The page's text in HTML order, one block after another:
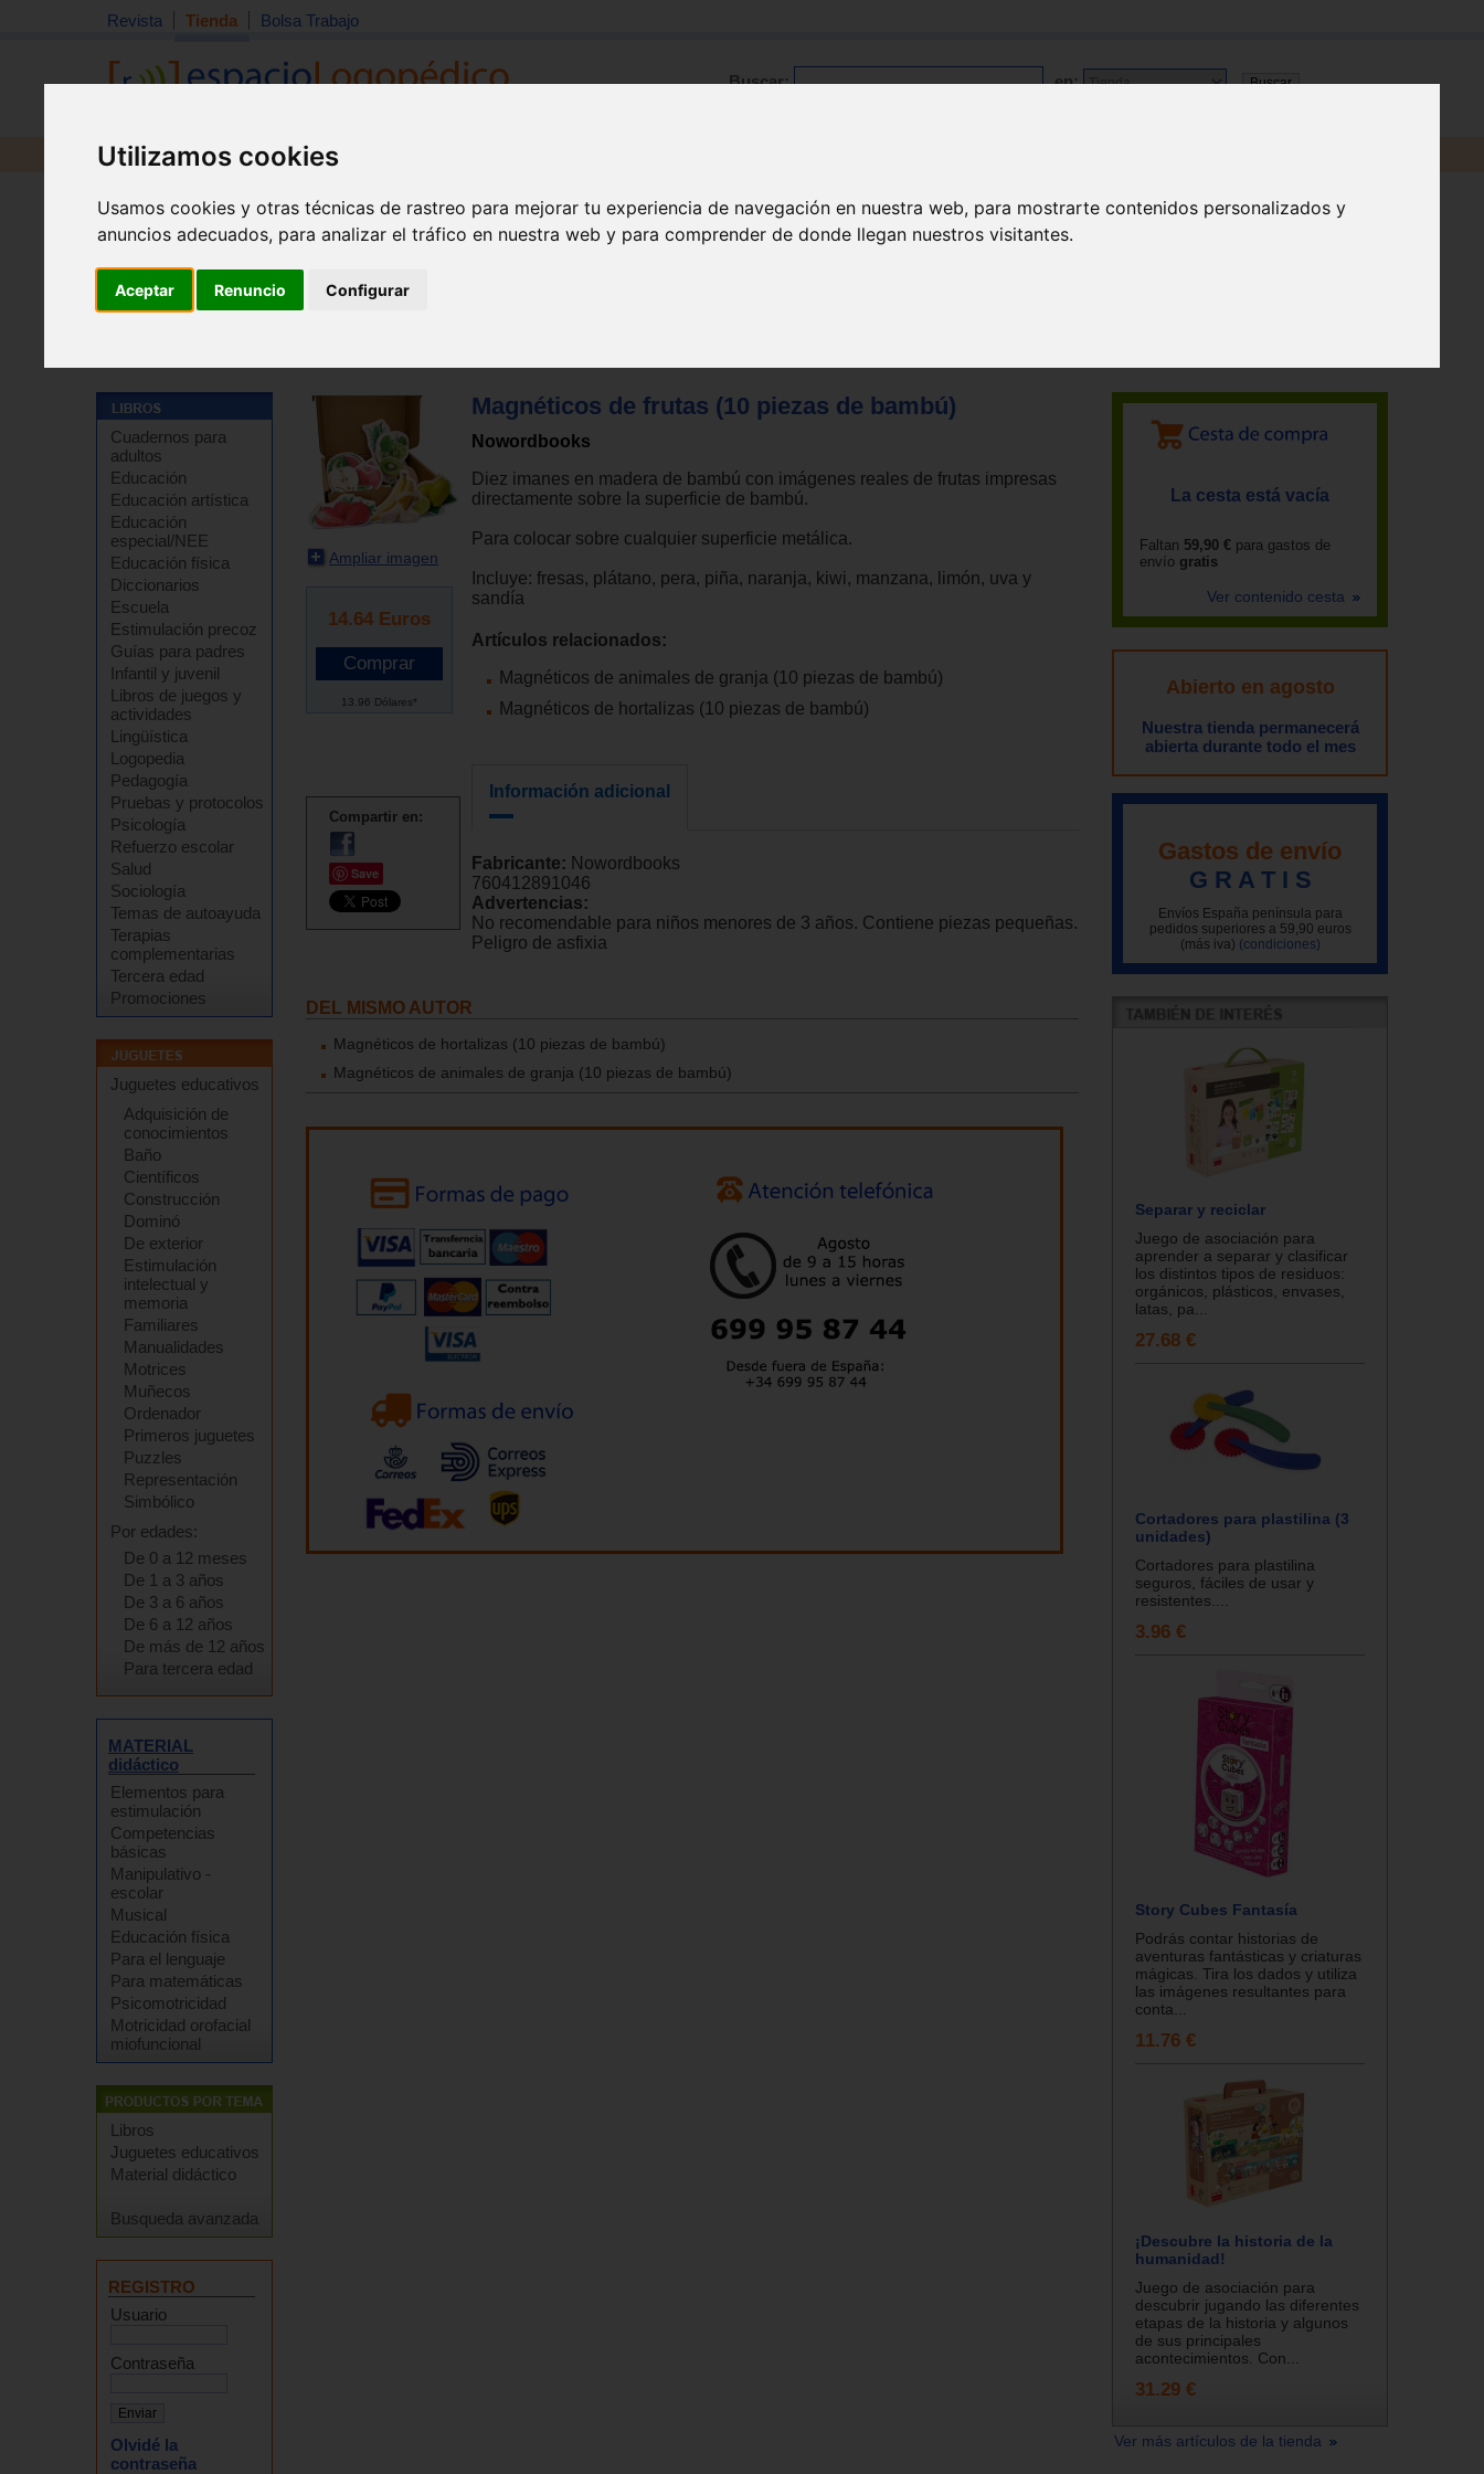
Utilizamos cookies
Usamos cookies y otras técnicas de rastreo para mejorar tu experiencia de navegación en nuestra web, para mostrarte contenidos personalizados y
anuncios adecuados, para analizar el tráfico en nuestra web y para comprender de donde llegan nuestros visitantes.
Aceptar Renuncio Configurar
Revista Tienda Bolsa Trabajo
Buscar: en:
Revista Libros Material
Cuadernos para
adultos
Educación
Educación artística
Educación
especial/NEE
Educación física
Diccionarios
Escuela
Estimulación precoz
Guías para padres
Infantil y juvenil
Libros de juegos y
actividades
Lingüística
Logopedia
Pedagogía
Pruebas y protocolos
Psicología
Refuerzo escolar
Salud
Sociología
Temas de autoayuda
Terapias
complementarias
Tercera edad
Promociones
Juguetes educativos
Adquisición de
conocimientos
Baño
Científicos
Construcción
Dominó
De exterior
Estimulación
intelectual y
memoria
Familiares
Manualidades
Motrices
Muñecos
Ordenador
Primeros juguetes
Puzzles
Representación
Simbólico
Por edades:
De 0 a 12 meses
De 1 a 3 años
De 3 a 6 años
De 6 a 12 años
De más de 12 años
Para tercera edad
MATERIAL
didáctico
Elementos para
estimulación
Competencias
básicas
Manipulativo -
escolar
Musical
Educación física
Para el lenguaje
Para matemáticas
Psicomotricidad
Motricidad orofacial
miofuncional
Libros
Juguetes educativos
Material didáctico
Busqueda avanzada
REGISTRO
Usuario
Contraseña
Olvidé la
contraseña
Ampliar imagen
14.64 Euros
13.96 Dólares*
Compartir en:
Save
Magnéticos de frutas (10 piezas de bambú)
Nowordbooks
Diez imanes en madera de bambú con imágenes reales de frutas impresas
directamente sobre la superficie de bambú.
Para colocar sobre cualquier superficie metálica.
Incluye: fresas, plátano, pera, piña, naranja, kiwi, manzana, limón, uva y
sandía
Artículos relacionados:
Magnéticos de animales de granja (10 piezas de bambú)
Magnéticos de hortalizas (10 piezas de bambú)
Información adicional
Fabricante: Nowordbooks
760412891046
Advertencias:
No recomendable para niños menores de 3 años. Contiene piezas pequeñas.
Peligro de asfixia
DEL MISMO AUTOR
Magnéticos de hortalizas (10 piezas de bambú)
Magnéticos de animales de granja (10 piezas de bambú)
La cesta está vacía
Faltan 59,90 € para gastos de
envío gratis
Ver contenido cesta
Abierto en agosto
Nuestra tienda permanecerá
abierta durante todo el mes
Gastos de envío
G R A T I S
Envíos España península para
pedidos superiores a 59,90 euros
(más iva) (condiciones)
Separar y reciclar
Juego de asociación para
aprender a separar y clasificar
los distintos tipos de residuos:
orgánicos, plásticos, envases,
latas, pa...
27.68 €
Cortadores para plastilina (3
unidades)
Cortadores para plastilina
seguros, fáciles de usar y
resistentes....
3.96 €
Story Cubes Fantasía
Podrás contar historias de
aventuras fantásticas y criaturas
mágicas. Tira los dados y utiliza
las imágenes resultantes para
conta...
11.76 €
¡Descubre la historia de la
humanidad!
Juego de asociación para
descubrir jugando las diferentes
etapas de la historia y algunos
de sus principales
acontecimientos. Con...
31.29 €
Ver más artículos de la tienda